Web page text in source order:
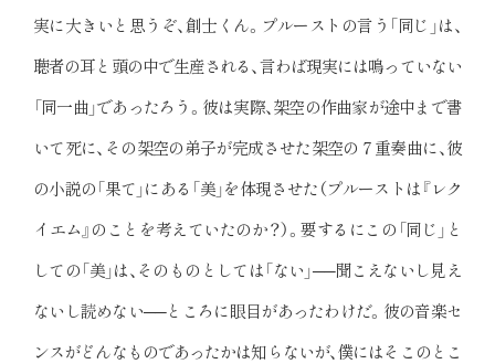
実に大きいと思うぞ、創士くん。プルーストの言う「同じ」は、
聴者の耳と頭の中で生産される、言わば現実には鳴っていない
「同一曲」であったろう。彼は実際、架空の作曲家が途中まで書
いて死に、その架空の弟子が完成させた架空の７重奏曲に、彼
の小説の「果て」にある「美」を体現させた（プルーストは『レク
イエム』のことを考えていたのか？）。要するにこの「同じ」と
しての「美」は、そのものとしては「ない」──聞こえないし見え
ないし読めない──ところに眼目があったわけだ。彼の音楽セ
ンスがどんなものであったかは知らないが、僕にはそこのとこ